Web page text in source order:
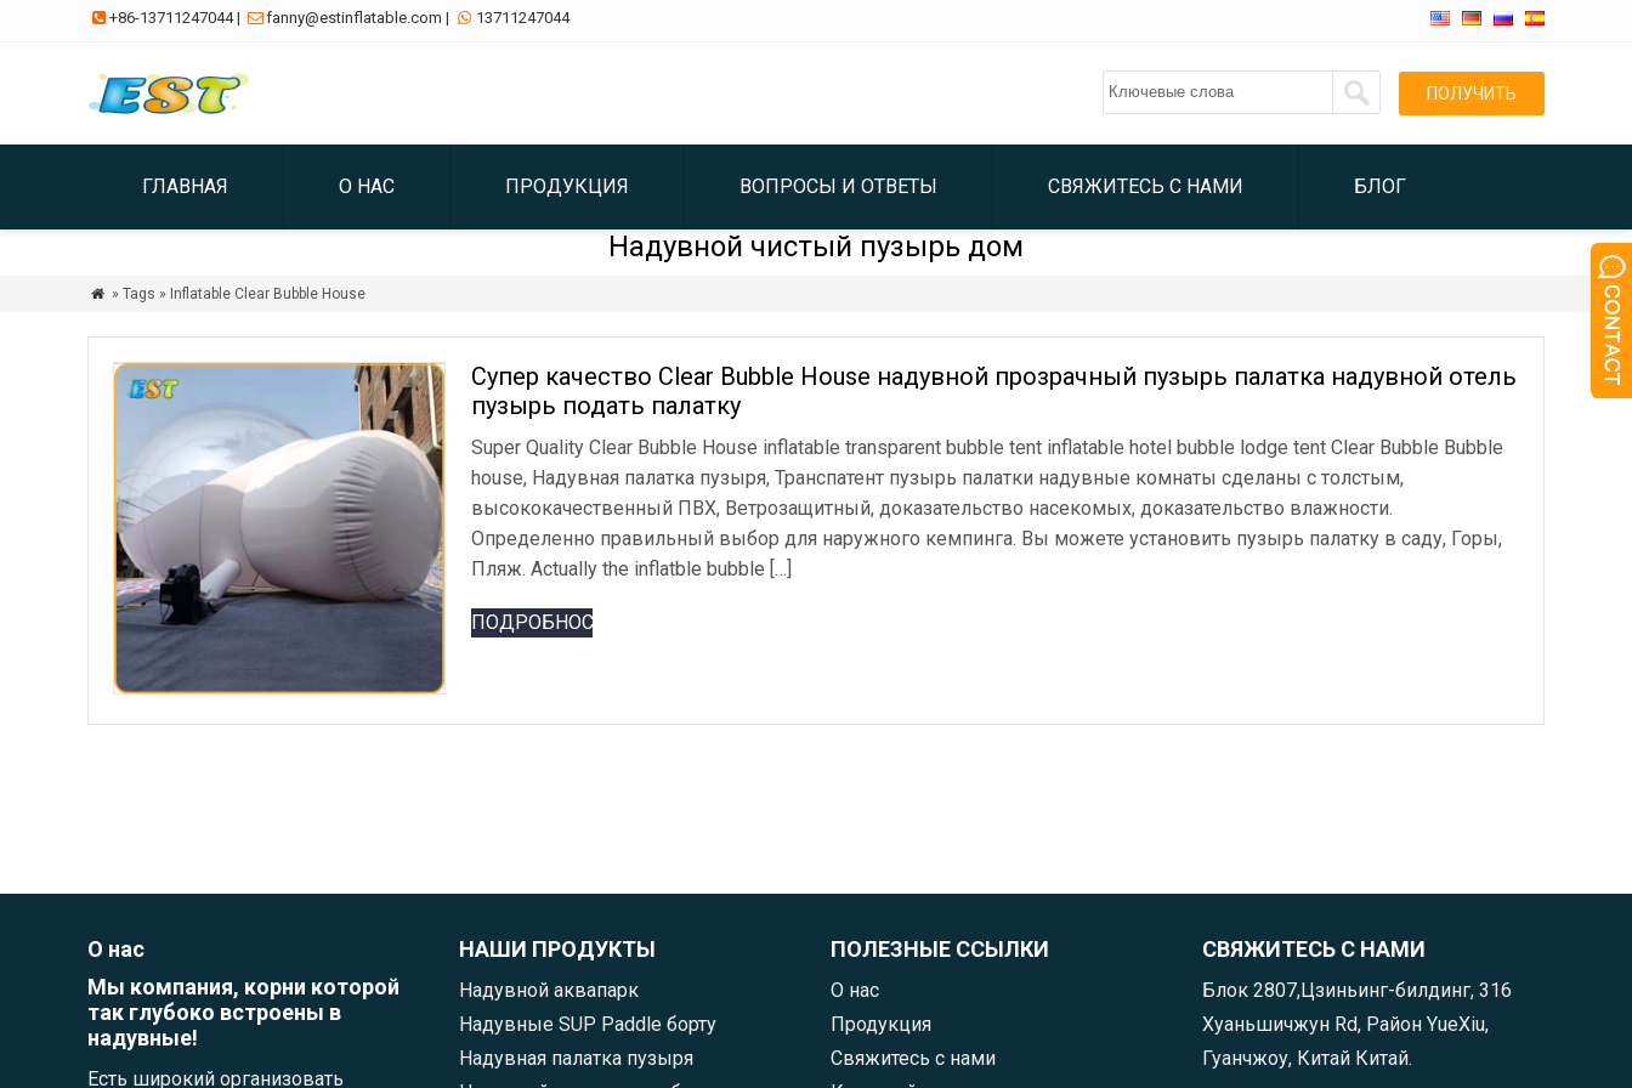
 +86-13711247044| fanny@estinflatable.com |  13711247044
ПОЛУЧИТЬ
ГЛАВНАЯ О НАС ПРОДУКЦИЯ ВОПРОСЫ И ОТВЕТЫ СВЯЖИТЕСЬ С НАМИ БЛОГ
Надувной чистый пузырь дом
 » Tags » Inflatable Clear Bubble House
Супер качество Clear Bubble House надувной прозрачный пузырь палатка надувной отель
пузырь подать палатку
Super Quality Clear Bubble House inflatable transparent bubble tent inflatable hotel bubble lodge tent Clear Bubble Bubble
house, Надувная палатка пузыря, Транспатент пузырь палатки надувные комнаты сделаны с толстым,
высококачественный ПВХ, Ветрозащитный, доказательство насекомых, доказательство влажности.
Определенно правильный выбор для наружного кемпинга. Вы можете установить пузырь палатку в саду, Горы,
Пляж.Actually the inflatble bubble […]
ПОДРОБНОСТИ
О нас
Мы компания, корни которой
так глубоко встроены в
надувные!
Есть широкий организовать
НАШИ ПРОДУКТЫ
Надувной аквапарк
Надувные SUP Paddle борту
Надувная палатка пузыря
ПОЛЕЗНЫЕ ССЫЛКИ
О нас
Продукция
Свяжитесь с нами
СВЯЖИТЕСЬ С НАМИ
Блок 2807,Цзиньинг-билдинг, 316
Хуаньшичжун Rd, Район YueXiu,
Гуанчжоу, Китай Китай.